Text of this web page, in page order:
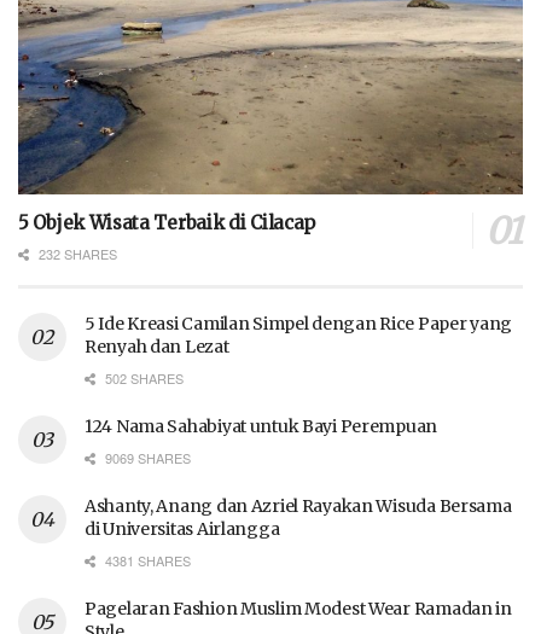
5 Objek Wisata Terbaik di Cilacap
232 SHARES
5 Ide Kreasi Camilan Simpel dengan Rice Paper yang
Renyah dan Lezat
502 SHARES
124 Nama Sahabiyat untuk Bayi Perempuan
9069 SHARES
Ashanty, Anang dan Azriel Rayakan Wisuda Bersama
di Universitas Airlangga
4381 SHARES
Pagelaran Fashion Muslim Modest Wear Ramadan in